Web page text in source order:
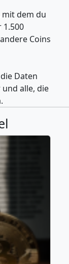
mit dem du
1.500
Coins
Daten
alle, die